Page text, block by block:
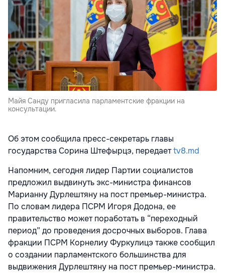
Майя Санду пригласила парламентские фракции на
консультации.
Об этом сообщила пресс-секретарь главы
государства Сорина Штефырцэ, передаетtv8.md
Напомним, сегодня лидер Партии социалистов
предложил выдвинуть экс-министра финансов
Марианну Дурлештяну на пост премьер-министра.
По словам лидера ПСРМ Игоря Додона, ее
правительство может поработать в “переходный
период” до проведения досрочных выборов. Глава
фракции ПСРМ Корнелиу Фуркулицэ также сообщил
о создании парламентского большинства для
выдвижения Дурлештяну на пост премьер-министра.